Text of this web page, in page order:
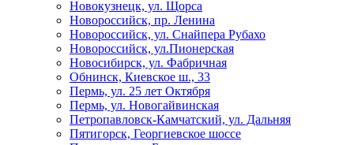
Новокузнецк, ул. Щорса
Новороссийск, пр. Ленина
Новороссийск, ул. Снайпера Рубахо
Новороссийск, ул.Пионерская
Новосибирск, ул. Фабричная
Обнинск, Киевское ш., 33
Пермь, ул. 25 лет Октября
Пермь, ул. Новогайвинская
Петропавловск-Камчатский, ул. Дальняя
Пятигорск, Георгиевское шоссе